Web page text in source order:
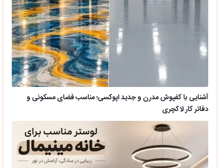
آشنایی با کفپوش مدرن و جدید اپوکسی؛ مناسب فضای مسکونی و
دفاتر کار لاکچری